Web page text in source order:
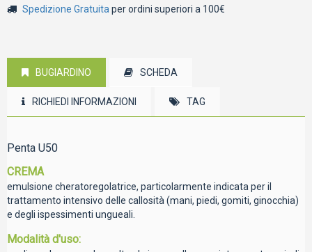
Spedizione Gratuitaper ordini superiori a 100€
BUGIARDINO SCHEDA
RICHIEDI INFORMAZIONI TAG
Penta U50
CREMA
emulsione cheratoregolatrice, particolarmente indicata per il
trattamento intensivo delle callosità (mani, piedi, gomiti, ginocchia)
e degli ispessimenti ungueali.
Modalità d'uso: